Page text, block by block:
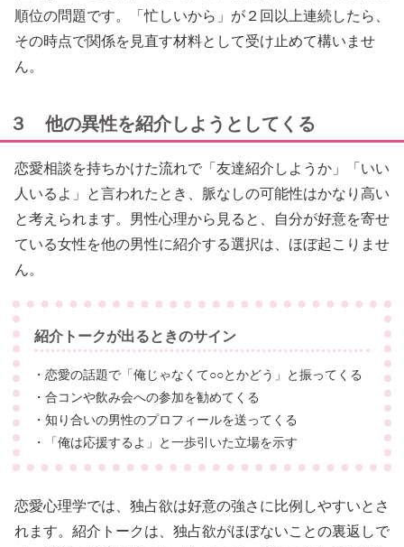
順位の問題です。「忙しいから」が２回以上連続したら、
その時点で関係を見直す材料として受け止めて構いませ
ん。
３ 他の異性を紹介しようとしてくる
恋愛相談を持ちかけた流れで「友達紹介しようか」「いい
人いるよ」と言われたとき、脈なしの可能性はかなり高い
と考えられます。男性心理から見ると、自分が好意を寄せ
ている女性を他の男性に紹介する選択は、ほぼ起こりませ
ん。
紹介トークが出るときのサイン
・恋愛の話題で「俺じゃなくて○○とかどう」と振ってくる
・合コンや飲み会への参加を勧めてくる
・知り合いの男性のプロフィールを送ってくる
・「俺は応援するよ」と一歩引いた立場を示す
恋愛心理学では、独占欲は好意の強さに比例しやすいとさ
れます。紹介トークは、独占欲がほぼないことの裏返しで